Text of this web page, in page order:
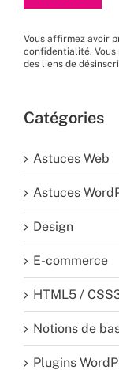
Vous affirmez avoir
confidentialité.
des liens de
Catégories
Astuces Web
Astuces
Design
E-commerce
HTML5 /
Notions de
Plugins